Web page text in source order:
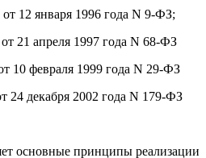
12 января 1996 года N 9-ФЗ;
21 апреля 1997 года N 68-ФЗ
10 февраля 1999 года N 29-ФЗ
24 декабря 2002 года N 179-ФЗ
основные принципы реализации